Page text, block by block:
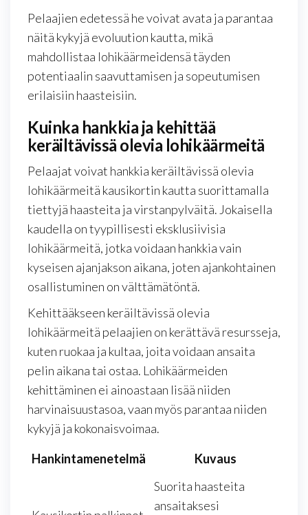
Pelaajien edetessä he voivat avata ja parantaa
näitä kykyjä evoluution kautta, mikä
mahdollistaa lohikäärmeidensä täyden
potentiaalin saavuttamisen ja sopeutumisen
erilaisiin haasteisiin.
Kuinka hankkia ja kehittää
keräiltävissä olevia lohikäärmeitä
Pelaajat voivat hankkia keräiltävissä olevia
lohikäärmeitä kausikortin kautta suorittamalla
tiettyjä haasteita ja virstanpylväitä. Jokaisella
kaudella on tyypillisesti eksklusiivisia
lohikäärmeitä, jotka voidaan hankkia vain
kyseisen ajanjakson aikana, joten ajankohtainen
osallistuminen on välttämätöntä.
Kehittääkseen keräiltävissä olevia
lohikäärmeitä pelaajien on kerättävä resursseja,
kuten ruokaa ja kultaa, joita voidaan ansaita
pelin aikana tai ostaa. Lohikäärmeiden
kehittäminen ei ainoastaan lisää niiden
harvinaisuustasoa, vaan myös parantaa niiden
kykyjä ja kokonaisvoimaa.
Hankintamenetelmä
Kuvaus
Suorita haasteita
ansaitaksesi